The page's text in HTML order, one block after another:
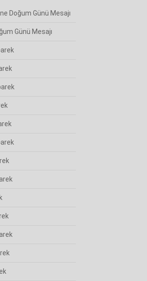
Doğum Günü Mesajı
Günü Mesajı